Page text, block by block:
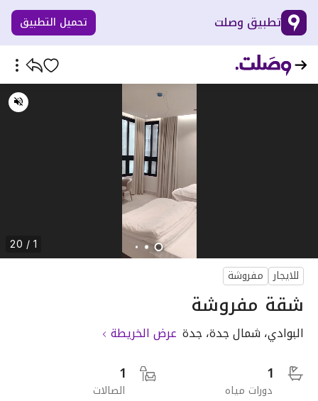
تطبيق وصلت تحميل التطبيق
1 / 20
للايجار مفروشة
شقة مفروشة
البوادي، شمال جدة، جدة عرض الخريطة
1
دورات مياه
1
الصالات